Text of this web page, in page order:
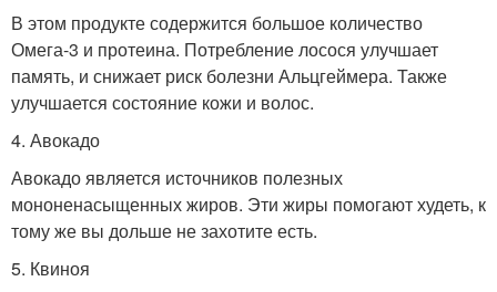
В этом продукте содержится большое количество
Омега-3 и протеина. Потребление лосося улучшает
память, и снижает риск болезни Альцгеймера. Также
улучшается состояние кожи и волос.
4. Авокадо
Авокадо является источников полезных
мононенасыщенных жиров. Эти жиры помогают худеть, к
тому же вы дольше не захотите есть.
5. Квиноя